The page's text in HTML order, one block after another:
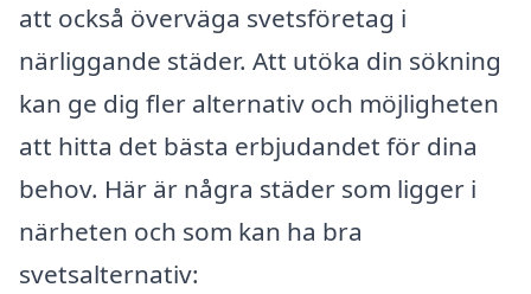
att också överväga svetsföretag i
närliggande städer. Att utöka din sökning
kan ge dig fler alternativ och möjligheten
att hitta det bästa erbjudandet för dina
behov. Här är några städer som ligger i
närheten och som kan ha bra
svetsalternativ: